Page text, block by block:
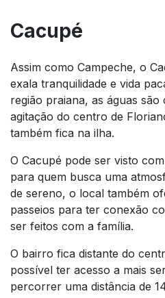
Cacupé
Assim como Campeche, o
exala tranquilidade e vida
região praiana, as águas são
agitação do centro de
também fica na ilha.
O Cacupé pode ser visto
para quem busca uma
de sereno, o local também
passeios para ter conexão
ser feitos com a família.
O bairro fica distante do
possível ter acesso a mais
percorrer uma distância de